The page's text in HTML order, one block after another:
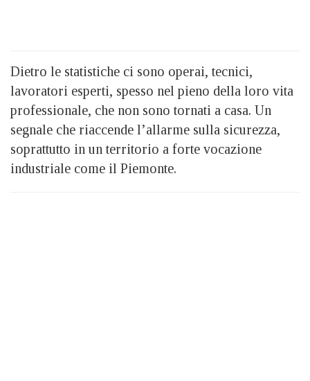
Dietro le statistiche ci sono operai, tecnici,
lavoratori esperti, spesso nel pieno della loro vita
professionale, che non sono tornati a casa. Un
segnale che riaccende l’allarme sulla sicurezza,
soprattutto in un territorio a forte vocazione
industriale come il Piemonte.